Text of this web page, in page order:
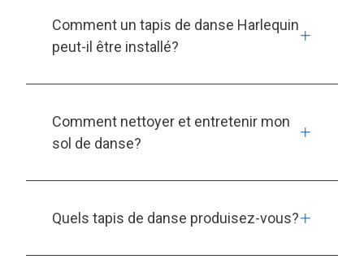
Comment un tapis de danse Harlequin
peut-il être installé?
Comment nettoyer et entretenir mon
sol de danse?
Quels tapis de danse produisez-vous?